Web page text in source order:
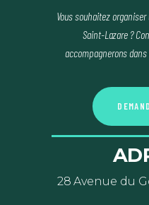
Vous souhaitez
Saint-Lazare ?
accompagnerons
D EMAND
28 Avenue du